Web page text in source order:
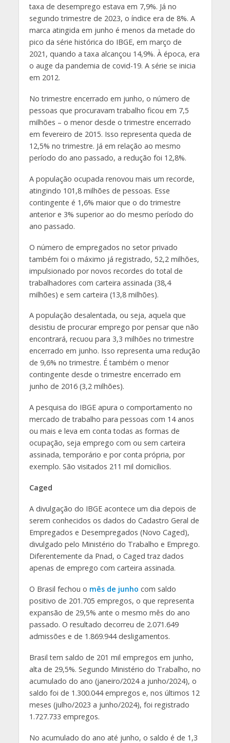
taxa de desemprego estava em 7,9%. Já no
segundo trimestre de 2023, o índice era de 8%. A
marca atingida em junho é menos da metade do
pico da série histórica do IBGE, em março de
2021, quando a taxa alcançou 14,9%. À época, era
o auge da pandemia de covid-19. A série se inicia
em 2012.
No trimestre encerrado em junho, o número de
pessoas que procuravam trabalho ficou em 7,5
milhões – o menor desde o trimestre encerrado
em fevereiro de 2015. Isso representa queda de
12,5% no trimestre. Já em relação ao mesmo
período do ano passado, a redução foi 12,8%.
A população ocupada renovou mais um recorde,
atingindo 101,8 milhões de pessoas. Esse
contingente é 1,6% maior que o do trimestre
anterior e 3% superior ao do mesmo período do
ano passado.
O número de empregados no setor privado
também foi o máximo já registrado, 52,2 milhões,
impulsionado por novos recordes do total de
trabalhadores com carteira assinada (38,4
milhões) e sem carteira (13,8 milhões).
A população desalentada, ou seja, aquela que
desistiu de procurar emprego por pensar que não
encontrará, recuou para 3,3 milhões no trimestre
encerrado em junho. Isso representa uma redução
de 9,6% no trimestre. É também o menor
contingente desde o trimestre encerrado em
junho de 2016 (3,2 milhões).
A pesquisa do IBGE apura o comportamento no
mercado de trabalho para pessoas com 14 anos
ou mais e leva em conta todas as formas de
ocupação, seja emprego com ou sem carteira
assinada, temporário e por conta própria, por
exemplo. São visitados 211 mil domicílios.
Caged
A divulgação do IBGE acontece um dia depois de
serem conhecidos os dados do Cadastro Geral de
Empregados e Desempregados (Novo Caged),
divulgado pelo Ministério do Trabalho e Emprego.
Diferentemente da Pnad, o Caged traz dados
apenas de emprego com carteira assinada.
O Brasil fechou o mês de junho com saldo
positivo de 201.705 empregos, o que representa
expansão de 29,5% ante o mesmo mês do ano
passado. O resultado decorreu de 2.071.649
admissões e de 1.869.944 desligamentos.
Brasil tem saldo de 201 mil empregos em junho,
alta de 29,5%. Segundo Ministério do Trabalho, no
acumulado do ano (janeiro/2024 a junho/2024), o
saldo foi de 1.300.044 empregos e, nos últimos 12
meses (julho/2023 a junho/2024), foi registrado
1.727.733 empregos.
No acumulado do ano até junho, o saldo é de 1,3